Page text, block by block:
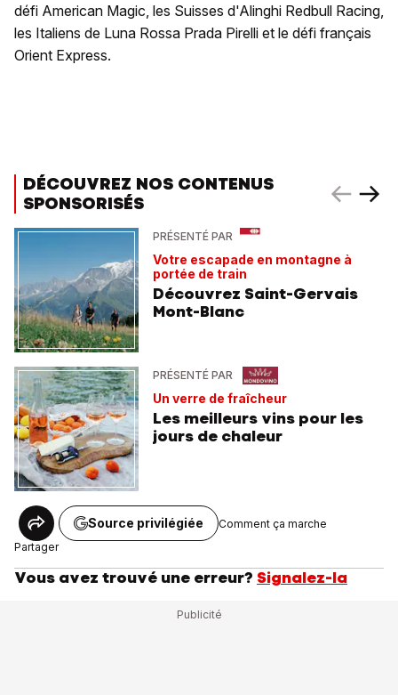
défi American Magic, les Suisses d'Alinghi Redbull Racing,
les Italiens de Luna Rossa Prada Pirelli et le défi français
Orient Express.
DÉCOUVREZ NOS CONTENUS
SPONSORISÉS
PRÉSENTÉ PAR
Votre escapade en montagne à
portée de train
Découvrez Saint-Gervais
Mont-Blanc
PRÉSENTÉ PAR
Un verre de fraîcheur
Les meilleurs vins pour les
jours de chaleur
Partager
Source privilégiée Comment ça marche
Vous avez trouvé une erreur? Signalez-la